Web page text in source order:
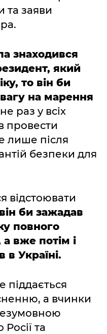
та заяви
знаходився
який
то він би
на марення
раз у всіх
провести
лише після
безпеки для
відстоювати
він би зажадав
повного
вже потім і
в Україні.
піддається
а вчинки
та